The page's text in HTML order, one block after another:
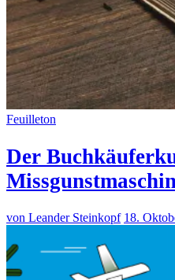
Feuilleton
Der
von Leander Steinkopf 18.